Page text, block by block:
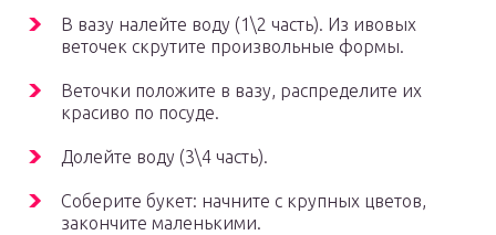
В вазу налейте воду (1\2 часть). Из ивовых
веточек скрутите произвольные формы.
Веточки положите в вазу, распределите их
красиво по посуде.
Долейте воду (3\4 часть).
Соберите букет: начните с крупных цветов,
закончите маленькими.